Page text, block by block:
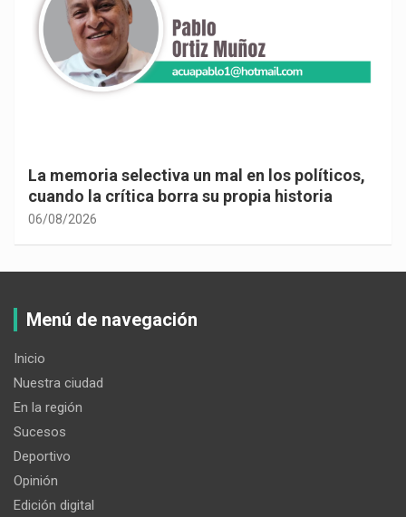
La memoria selectiva un mal en los políticos,
cuando la crítica borra su propia historia
06/08/2026
Menú de navegación
Inicio
Nuestra ciudad
En la región
Sucesos
Deportivo
Opinión
Edición digital